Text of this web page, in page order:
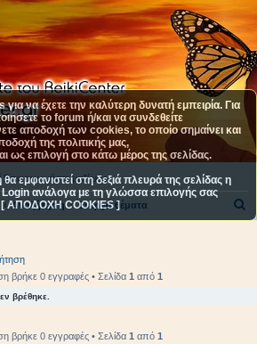
Επικοινωνήστε μαζί μας
Αναζήτηση Ενεργά θέματα
βρήκε 0 εγγραφές • Σελίδα 1 από 1
βρέθηκε.
βρήκε 0 εγγραφές • Σελίδα 1 από 1
να έχετε την καλύτερη δυνατή εμπειρία. Για
το forum ή/και να συνδεθείτε
αποδοχή των cookies, το οποίο σημαίνει και
της πολιτικής μας,
ως επιλογή στο κάτω μέρος της σελίδας.
εμφανιστεί στη δεξιά πλευρά της σελίδας η
ανάλογα με τη γλώσσα επιλογής σας
[ ΑΠΟΔΟΧΗ COOKIES ]